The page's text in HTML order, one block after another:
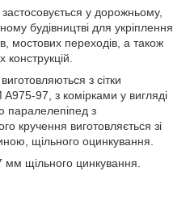
у дорожньому,
будівництві для укріплення
мостових переходів, а також
з сітки
97, з комірками у вигляді
паралелепіпед з
кручення виготовляється зі
щільного оцинкування.
мм щільного цинкування.